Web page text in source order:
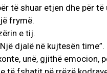
të shuar etjen dhe për
frymë.
e tij.
djalë në kujtesën time”.
unë, gjithë